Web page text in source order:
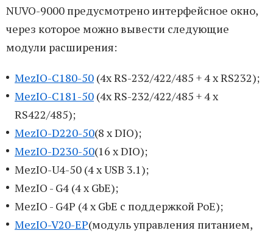
NUVO-9000 предусмотрено интерфейсное окно,
через которое можно вывести следующие
модули расширения:
MezIO-C180-50 (4x RS-232/422/485 + 4 x RS232);
MezIO-C181-50 (4x RS-232/422/485 + 4 x
RS422/485);
MezIO-D220-50(8 x DIO);
MezIO-D230-50(16 x DIO);
MezIO-U4-50 (4 x USB 3.1);
MezIO - G4 (4 x GbE);
MezIO - G4P (4 x GbE c поддержкой PoE);
MezIO-V20-EP(модуль управления питанием,